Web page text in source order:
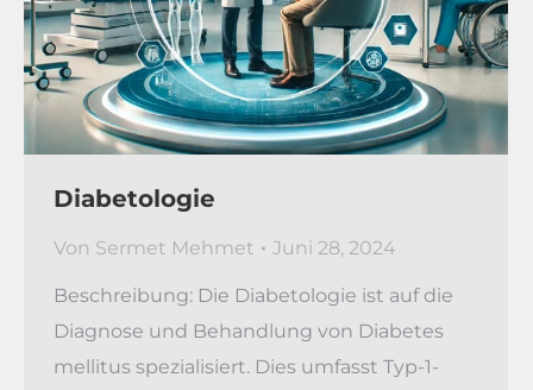
Diabetologie
Von Sermet Mehmet Juni 28, 2024
Beschreibung: Die Diabetologie ist auf die
Diagnose und Behandlung von Diabetes
mellitus spezialisiert. Dies umfasst Typ-1-